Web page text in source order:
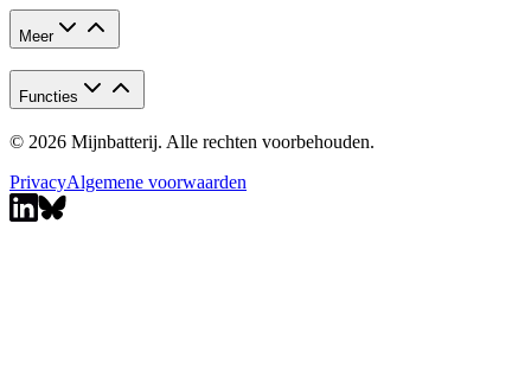
Meer
Functies
© 2026 Mijnbatterij. Alle rechten voorbehouden.
PrivacyAlgemene voorwaarden